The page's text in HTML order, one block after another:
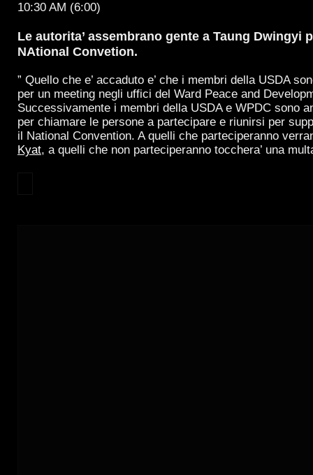
10:30 AM (6:00)
Le autorita’ assembrano gente a Taung Dwingyi
NAtional Convetion.
” Quello che e’ accaduto e’ che i membri della USDA
per un meeting negli uffici del Ward Peace and
Successivamente i membri della USDA e WPDC sono
per chiamare le persone a partecipare e riunirsi per
il National Convention. A quelli che parteciperanno
Kyat, a quelli che non parteciperanno tocchera’ una